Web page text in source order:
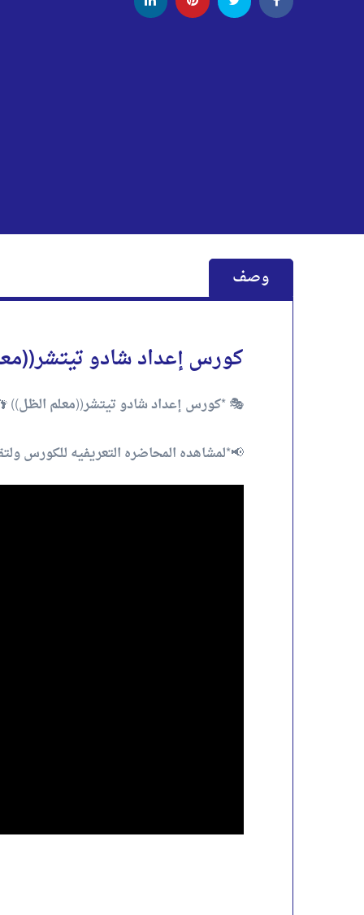
وصف
كورس إعداد شادو
🎭 *كورس إعداد شادو تيتشر((معلم الظل))
📢*لمشاهده المحاضره التعريفيه للكورس